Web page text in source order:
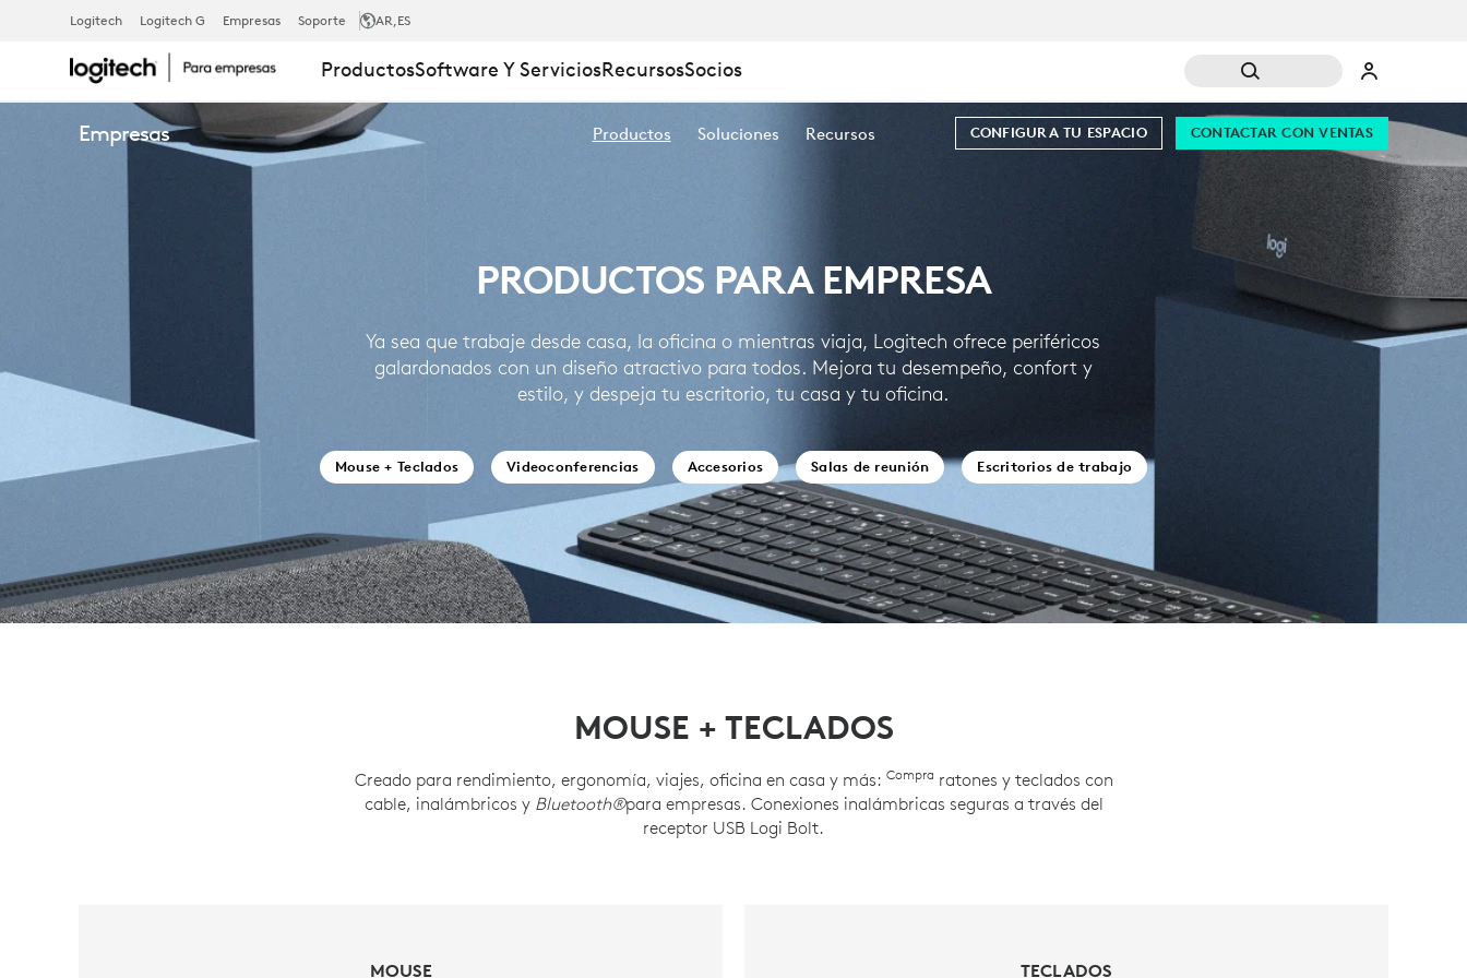
PRODUCTOS
PARA
EMPRESA
Logitech Logitech G Empresas Soporte AR,ES
ProductosSoftware Y ServiciosRecursosSocios
Empresas Productos Soluciones Recursos CONTACTAR CON VENTAS
CONFIGURA TU ESPACIO
PRODUCTOS PARA EMPRESA
Ya sea que trabaje desde casa, la oficina o mientras viaja, Logitech ofrece periféricos
galardonados con un diseño atractivo para todos. Mejora tu desempeño, confort y
estilo, y despeja tu escritorio, tu casa y tu oficina.
Mouse + Teclados Videoconferencias Accesorios Salas de reunión Escritorios de trabajo
MOUSE + TECLADOS
Creado para rendimiento, ergonomía, viajes, oficina en casa y más: Compra ratones y teclados con
cable, inalámbricos y Bluetooth®para empresas. Conexiones inalámbricas seguras a través del
receptor USB Logi Bolt.
MOUSE TECLADOS